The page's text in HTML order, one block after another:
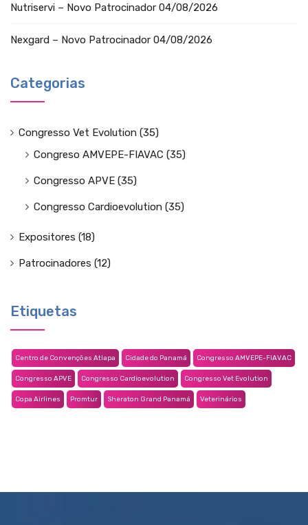
Nutriservi – Novo Patrocinador 04/08/2026
Nexgard – Novo Patrocinador 04/08/2026
Categorias
Congresso Vet Evolution (35)
Congreso AMVEPE-FIAVAC (35)
Congresso APVE (35)
Congresso Cardioevolution (35)
Expositores (18)
Patrocinadores (12)
Etiquetas
Centro de Convenções Atlapa Cidade do Panamá Congresso AMVEPE-FIAVAC
Congresso APVE Congresso Cardioevolution Congresso Vet Evolution
Copa Airlines Promtur Sheraton Grand Panamá Veterinários